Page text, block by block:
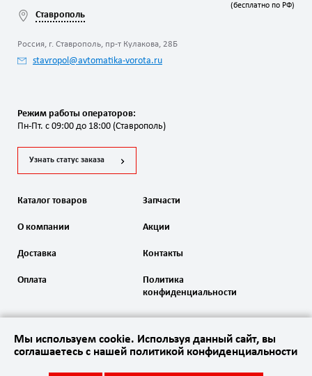
Ставрополь
Россия, г. Ставрополь, пр-т Кулакова, 28Б
stavropol@avtomatika-vorota.ru
(бесплатно по РФ)
Режим работы операторов:
Пн-Пт. с 09:00 до 18:00 (Ставрополь)
Узнать статус заказа
Каталог товаров Запчасти
О компании
Доставка
Оплата
Акции
Контакты
Политика
конфиденциальности
Мы используем cookie. Используя данный сайт, вы
соглашаетесь с нашей политикой конфиденциальности